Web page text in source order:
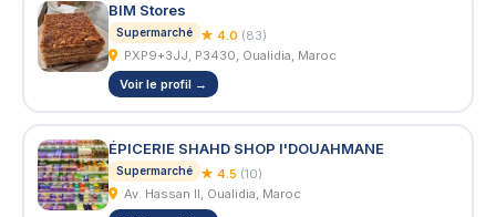
BIM Stores
Supermarché ★ 4.0 (83)
PXP9+3JJ, P3430, Oualidia, Maroc
Voir le profil →
ÉPICERIE SHAHD SHOP I'DOUAHMANE
Supermarché ★ 4.5 (10)
Av. Hassan II, Oualidia, Maroc